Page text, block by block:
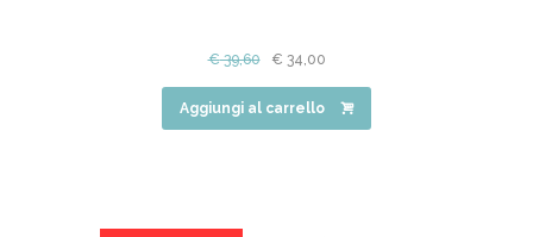
€39,60 € 34,00
Aggiungi al carrello